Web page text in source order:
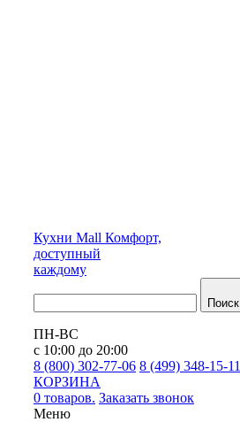
Кухни Mall Комфорт,
доступный
каждому
Поиск
ПН-ВС
с 10:00 до 20:00
8 (800) 302-77-06 8 (499) 348-15-11
КОРЗИНА
0 товаров. Заказать звонок
Меню